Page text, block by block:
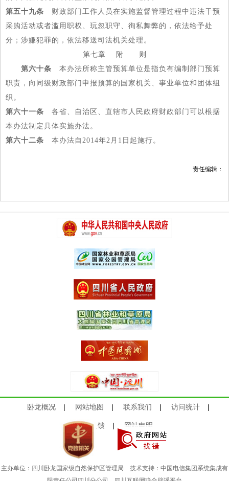
第五十九条 财政部门工作人员在实施监督管理过程中违法干预
采购活动或者滥用职权、玩忽职守、徇私舞弊的，依法给予处
分；涉嫌犯罪的，依法移送司法机关处理。
第七章 附 则
第六十条 本办法所称主管预算单位是指负有编制部门预算
职责，向同级财政部门申报预算的国家机关、事业单位和团体组
织。
第六十一条 各省、自治区、直辖市人民政府财政部门可以根据
本办法制定具体实施办法。
第六十二条 本办法自2014年2月1日起施行。
责任编辑：
卧龙概况 | 网站地图 | 联系我们 | 访问统计 |
意见反馈 | 网站申明
主办单位：四川卧龙国家级自然保护区管理局 技术支持：中国电信集团系统集成有